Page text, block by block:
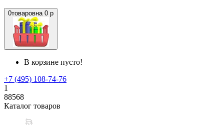
0товаровна 0 р
В корзине пусто!
+7 (495) 108-74-76
1
88568
Каталог товаров